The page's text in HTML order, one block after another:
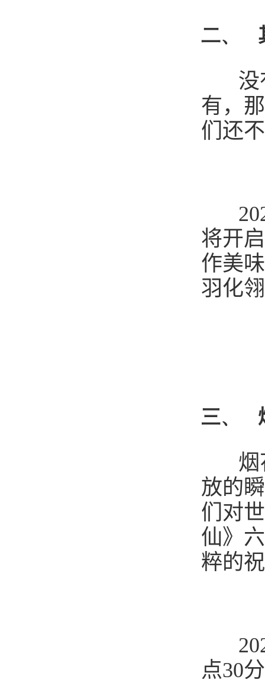
二、
没有
有，
们还
将开
作美
羽化
三、
烟花
放的
们对
仙》
粹的
点30